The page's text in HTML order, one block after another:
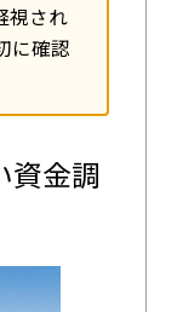
視され
に確認
資金調